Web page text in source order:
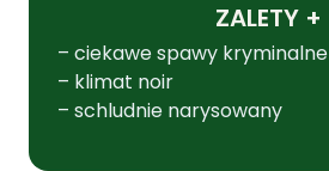
ZALETY +
– ciekawe spawy kryminalne
– klimat noir
– schludnie narysowany